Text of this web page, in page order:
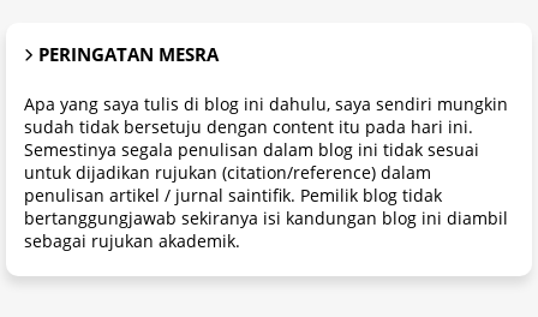
PERINGATAN MESRA
Apa yang saya tulis di blog ini dahulu, saya sendiri mungkin
sudah tidak bersetuju dengan content itu pada hari ini.
Semestinya segala penulisan dalam blog ini tidak sesuai
untuk dijadikan rujukan (citation/reference) dalam
penulisan artikel / jurnal saintifik. Pemilik blog tidak
bertanggungjawab sekiranya isi kandungan blog ini diambil
sebagai rujukan akademik.